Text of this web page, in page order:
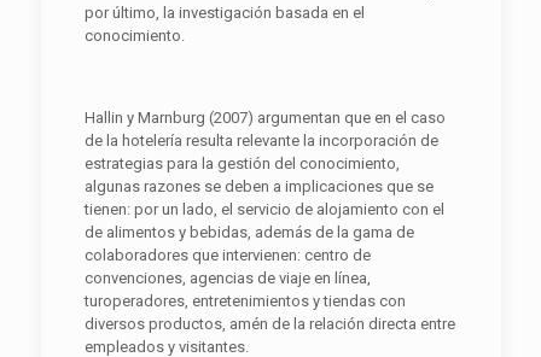
por último, la investigación basada en el
conocimiento.
Hallin y Marnburg (2007) argumentan que en el caso
de la hotelería resulta relevante la incorporación de
estrategias para la gestión del conocimiento,
algunas razones se deben a implicaciones que se
tienen: por un lado, el servicio de alojamiento con el
de alimentos y bebidas, además de la gama de
colaboradores que intervienen: centro de
convenciones, agencias de viaje en línea,
turoperadores, entretenimientos y tiendas con
diversos productos, amén de la relación directa entre
empleados y visitantes.